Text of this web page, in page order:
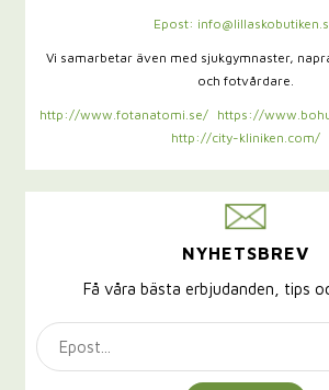
Epost:
Vi samarbetar även med sjukgymnaster,
och fotvårdare.
http://www.fotanatomi.se/
https://
http://city-kliniken.com/
NYHETSBREV
Få våra bästa erbjudanden, tips